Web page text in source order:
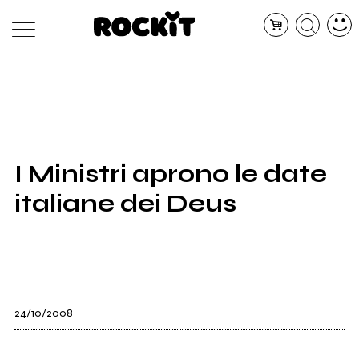
SHOP
RADIO
I Ministri aprono le date
italiane dei Deus
24/10/2008